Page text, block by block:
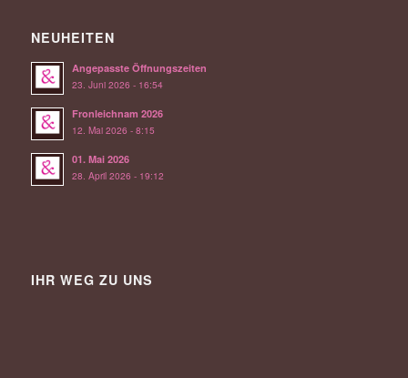
NEUHEITEN
Angepasste Öffnungszeiten
23. Juni 2026 - 16:54
Fronleichnam 2026
12. Mai 2026 - 8:15
01. Mai 2026
28. April 2026 - 19:12
IHR WEG ZU UNS